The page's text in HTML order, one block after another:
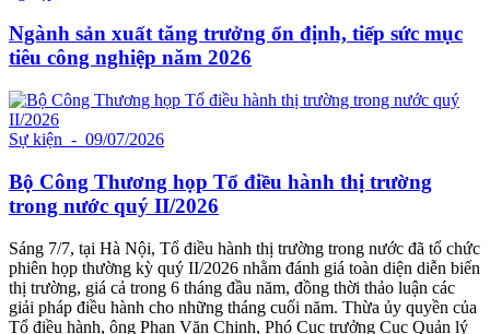
Ngành sản xuất tăng trưởng ổn định, tiếp sức mục
tiêu công nghiệp năm 2026
Sự kiện - 09/07/2026
Bộ Công Thương họp Tổ điều hành thị trường
trong nước quý II/2026
Sáng 7/7, tại Hà Nội, Tổ điều hành thị trường trong nước đã tổ chức
phiên họp thường kỳ quý II/2026 nhằm đánh giá toàn diện diễn biến
thị trường, giá cả trong 6 tháng đầu năm, đồng thời thảo luận các
giải pháp điều hành cho những tháng cuối năm. Thừa ủy quyền của
Tổ điều hành, ông Phan Văn Chinh, Phó Cục trưởng Cục Quản lý